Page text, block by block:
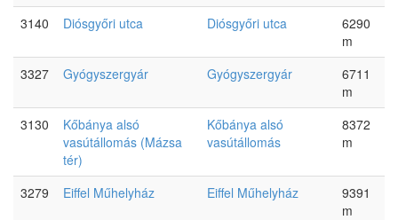
3140
Diósgyőri utca Diósgyőri utca
6290
m
3327
Gyógyszergyár Gyógyszergyár
6711
m
3130
Kőbánya alsó
vasútállomás (Mázsa
tér)
Kőbánya alsó
vasútállomás
8372
m
3279 Eiffel Műhelyház Eiffel Műhelyház
9391
m